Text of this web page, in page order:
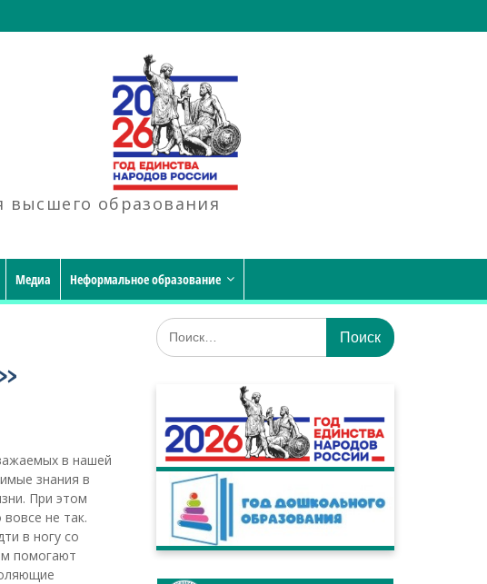
высшего образования
Медиа Неформальное образование
в нашей
знания в
При этом
не так.
в ногу со
помогают
Искать: